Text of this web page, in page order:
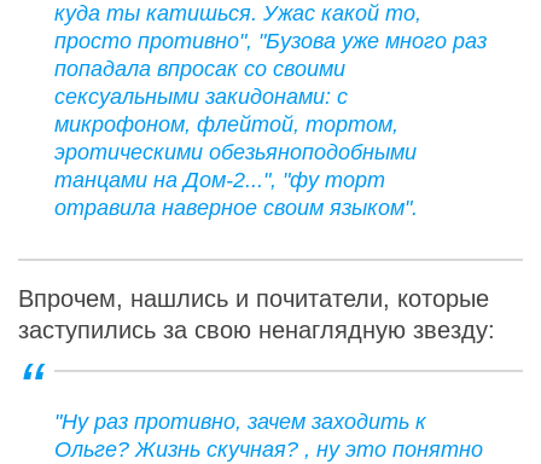
куда ты катишься. Ужас какой то,
просто противно", "Бузова уже много раз
попадала впросак со своими
сексуальными закидонами: с
микрофоном, флейтой, тортом,
эротическими обезьяноподобными
танцами на Дом-2...", "фу торт
отравила наверное своим языком".
Впрочем, нашлись и почитатели, которые
заступились за свою ненаглядную звезду:
"Ну раз противно, зачем заходить к
Ольге? Жизнь скучная? , ну это понятно